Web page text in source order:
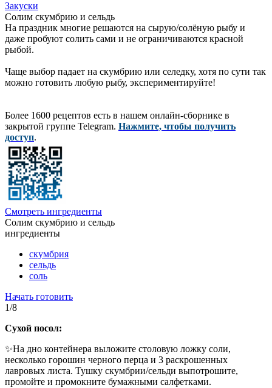
Закуски
Солим скумбрию и сельдь
​​На праздник многие решаются на сырую/солёную рыбу и
даже пробуют солить сами и не ограничиваются красной
рыбой.
Чаще выбор падает на скумбрию или селедку, хотя по сути так
можно готовить любую рыбу, экспериментируйте!
Более 1600 рецептов есть в нашем онлайн-сборнике в
закрытой группе Telegram. Нажмите, чтобы получить
доступ.
Смотреть ингредиенты
Солим скумбрию и сельдь
ингредиенты
скумбрия
сельдь
соль
Начать готовить
1/8
Сухой посол:
✨На дно контейнера выложите столовую ложку соли,
несколько горошин черного перца и 3 раскрошенных
лавровых листа. Тушку скумбрии/сельди выпотрошите,
промойте и промокните бумажными салфетками.